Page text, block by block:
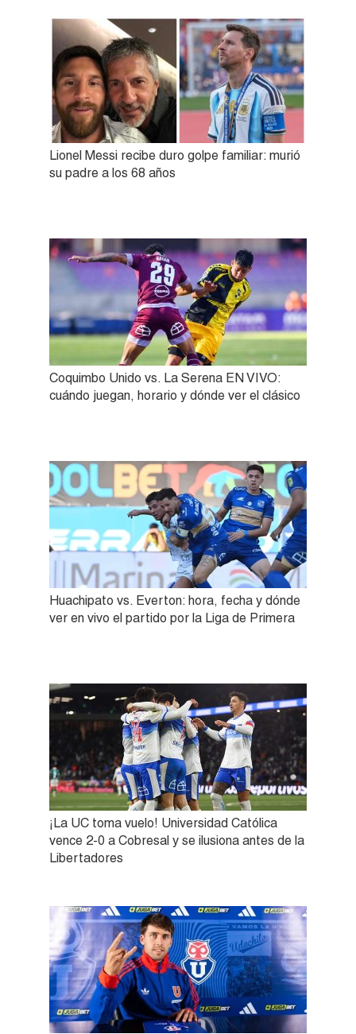
Lionel Messi recibe duro golpe familiar: murió
su padre a los 68 años
Coquimbo Unido vs. La Serena EN VIVO:
cuándo juegan, horario y dónde ver el clásico
Huachipato vs. Everton: hora, fecha y dónde
ver en vivo el partido por la Liga de Primera
¡La UC toma vuelo! Universidad Católica
vence 2-0 a Cobresal y se ilusiona antes de la
Libertadores